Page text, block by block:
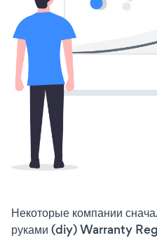
Некоторые компании
руками (diy) Warranty